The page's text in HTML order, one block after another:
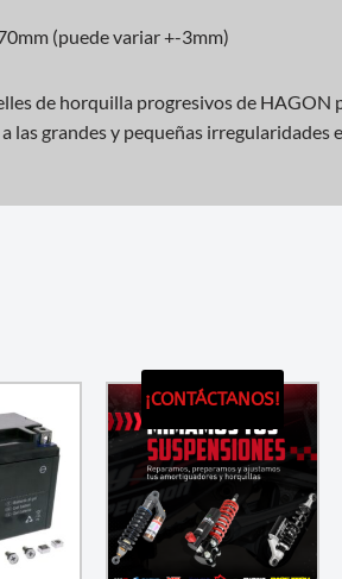
(puede variar +-3mm)
de horquilla progresivos de HAGON
las grandes y pequeñas irregularidades
¡CONTÁCTANOS!